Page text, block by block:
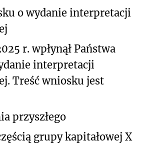
o wydanie interpretacji
r. wpłynął Państwa
interpretacji
Treść wniosku jest
przyszłego
grupy kapitałowej X